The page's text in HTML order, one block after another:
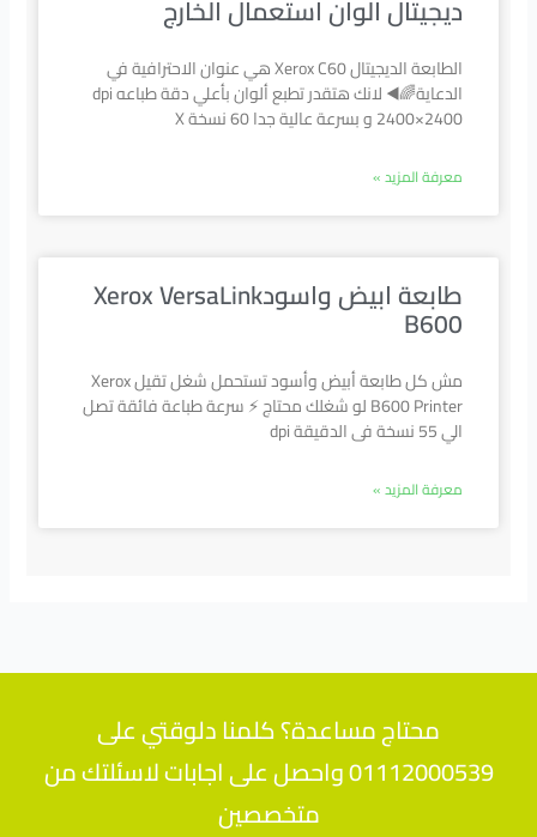
ديجيتال الوان استعمال الخارج
الطابعة الديجيتال Xerox C60 هي عنوان الاحترافية في
الدعاية🌈◀️ لانك هتقدر تطبع ألوان بأعلي دقة طباعه dpi
2400×2400 و بسرعة عالية جدا 60 نسخة X
معرفة المزيد »
طابعة ابيض واسودXerox VersaLink
B600
مش كل طابعة أبيض وأسود تستحمل شغل تقيل Xerox
B600 Printer لو شغلك محتاج ⚡ سرعة طباعة فائقة تصل
الي 55 نسخة فى الدقيقة dpi
معرفة المزيد »
محتاج مساعدة؟ كلمنا دلوقتي على
01112000539 واحصل على اجابات لاسئلتك من
متخصصين